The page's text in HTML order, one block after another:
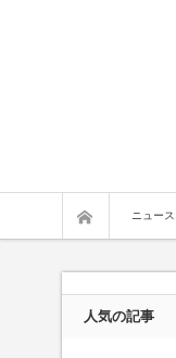
ニュース
人気の記事